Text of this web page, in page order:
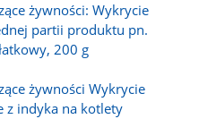
żywności: Wykrycie
partii produktu pn.
200 g
żywności Wykrycie
z indyka na kotlety